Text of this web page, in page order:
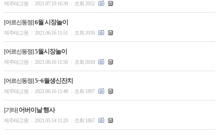
제주태고원 2021.07.19 16:39 조회 2052
[어르신동정] 6월 시장놀이
제주태고원 2021.06.16 11:51 조회 2016
[어르신동정] 5월시장놀이
제주태고원 2021.06.16 11:50 조회 2018
[어르신동정] 5~6월생신잔치
제주태고원 2021.06.16 11:48 조회 1897
[기타] 어버이날 행사
제주태고원 2021.05.14 11:20 조회 1867